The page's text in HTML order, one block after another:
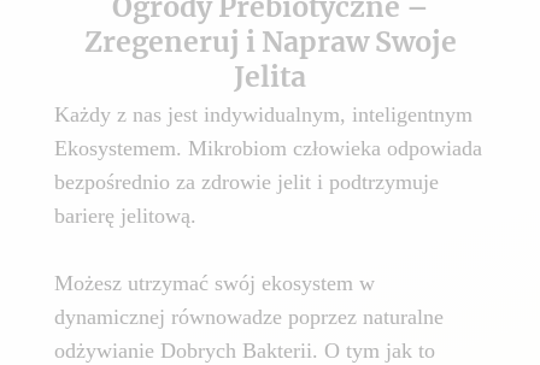
Zregeneruj i Napraw Swoje
Jelita
Każdy z nas jest indywidualnym, inteligentnym
Ekosystemem. Mikrobiom człowieka odpowiada
bezpośrednio za zdrowie jelit i podtrzymuje
barierę jelitową.
Możesz utrzymać swój ekosystem w
dynamicznej równowadze poprzez naturalne
odżywianie Dobrych Bakterii. O tym jak to